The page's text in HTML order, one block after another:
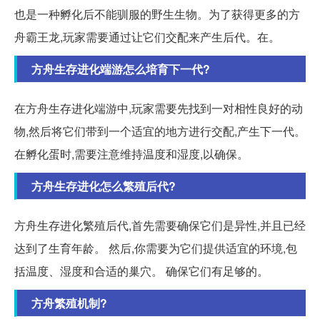
也是一种孵化后不能驯服的野生生物。为了获得更多的方
舟霸王龙,玩家需要通过让它们交配来产生后代。在。
方舟生存进化端游怎么培育下一代?
在方舟生存进化端游中,玩家需要先找到一对相性良好的动
物,然后将它们带到一个适宜的地方进行交配,产生下一代。
在孵化蛋时,需要注意维持温度和湿度,以确保。
方舟生存进化怎么繁殖后代?
方舟生存进化繁殖后代,首先需要确保它们是异性,并且已经
达到了生育年龄。 然后,你需要为它们提供适宜的环境,包
括温度、湿度和合适的巢穴。 确保它们有足够的。
方舟繁殖机制?